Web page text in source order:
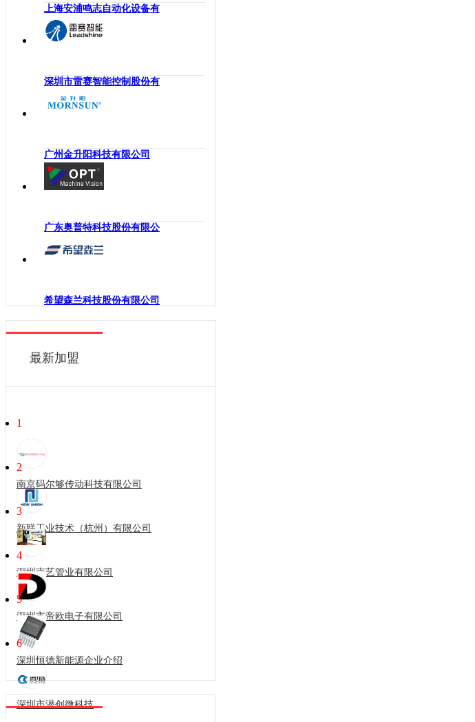
传感器
运动控制
低压电器
工业交换机
机械传动
工业通讯
机柜
执行机构
电力电子
工业电机
河南
湖北
广西
海南
贵州
云南
西藏
甘肃
青海
新疆
澳门
台湾
风电光伏
烟草机械
印刷机械
物流仓储
上海安浦鸣志自动化设备有
深圳市雷赛智能控制股份有
广州金升阳科技有限公司
广东奥普特科技股份有限公
希望森兰科技股份有限公司
最新加盟
1
南京码尔够传动科技有限公司
2
新联工业技术（杭州）有限公司
3
深圳南艺管业有限公司
4
深圳市帝欧电子有限公司
5
深圳恒德新能源企业介绍
6
深圳市潜创微科技